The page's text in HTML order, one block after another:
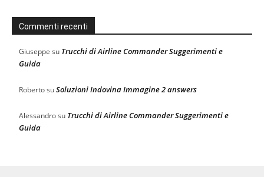
Commenti recenti
Giuseppe su Trucchi di Airline Commander Suggerimenti e
Guida
RobertosuSoluzioni Indovina Immagine 2 answers
Alessandrosu Trucchi di Airline Commander Suggerimenti e
Guida